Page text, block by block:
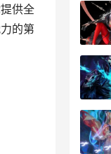
供全
的第